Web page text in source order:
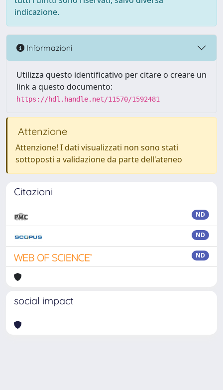
indicazione.
Informazioni
Utilizza questo identificativo per citare o creare un
link a questo documento:
https://hdl.handle.net/11570/1592481
Attenzione
Attenzione! I dati visualizzati non sono stati
sottoposti a validazione da parte dell'ateneo
Citazioni
ND
ND
ND
social impact